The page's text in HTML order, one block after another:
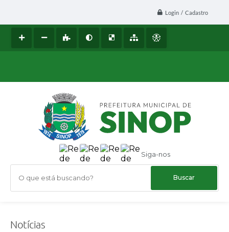
Login / Cadastro
Siga-nos
O que está buscando?
Notícias